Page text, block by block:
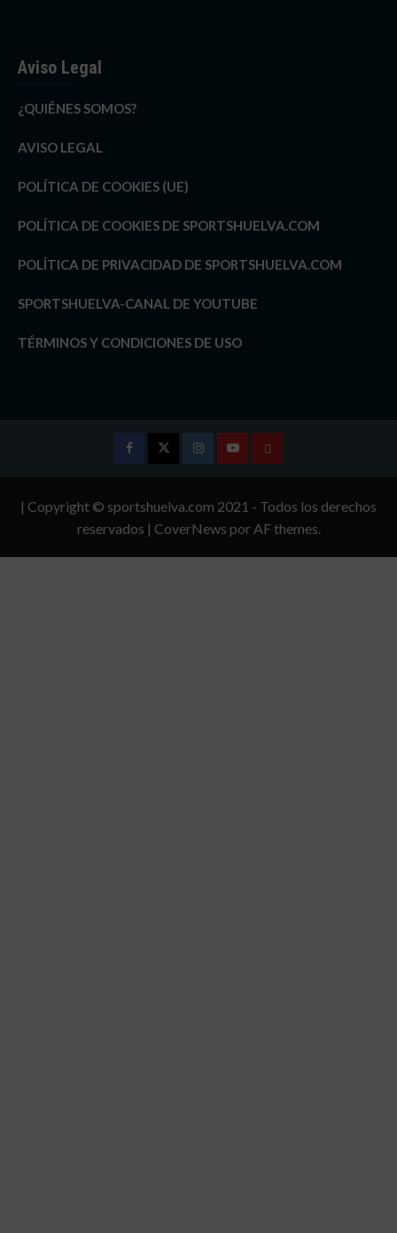
Aviso Legal
¿QUIÉNES SOMOS?
AVISO LEGAL
POLÍTICA DE COOKIES (UE)
POLÍTICA DE COOKIES DE SPORTSHUELVA.COM
POLÍTICA DE PRIVACIDAD DE SPORTSHUELVA.COM
SPORTSHUELVA-CANAL DE YOUTUBE
TÉRMINOS Y CONDICIONES DE USO
InstagramYoutubeTÉRMINOS
CONDICIONES
| Copyright © sportshuelva.com 2021 - Todos los derechos
reservados | CoverNews por AF themes.